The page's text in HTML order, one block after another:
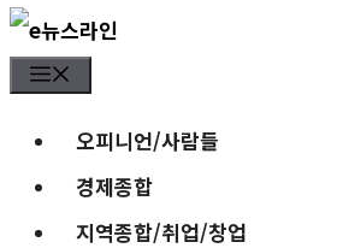
오피니언/사람들
경제종합
지역종합/취업/창업